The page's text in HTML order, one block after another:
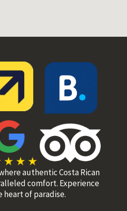
authentic Costa Rican
comfort. Experience
of paradise.